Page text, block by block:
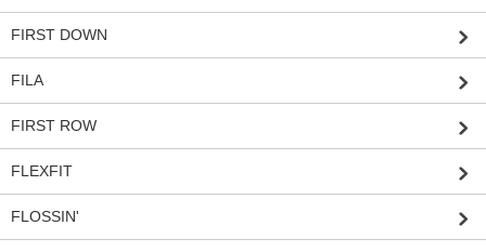
FIRST DOWN
FILA
FIRST ROW
FLEXFIT
FLOSSIN'